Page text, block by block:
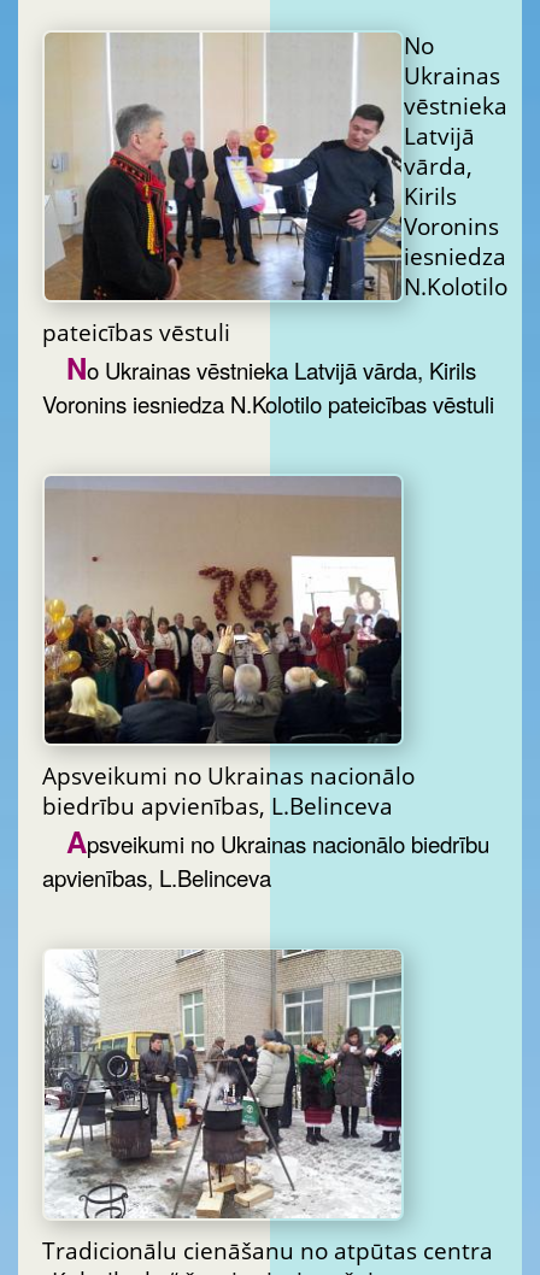
No
Ukrainas
vēstnieka
Latvijā
vārda,
Kirils
Voronins
iesniedza
N.Kolotilo
pateicības vēstuli
No Ukrainas vēstnieka Latvijā vārda, Kirils
Voronins iesniedza N.Kolotilo pateicības vēstuli
Apsveikumi no Ukrainas nacionālo
biedrību apvienības, L.Belinceva
Apsveikumi no Ukrainas nacionālo biedrību
apvienības, L.Belinceva
Tradicionālu cienāšanu no atpūtas centra